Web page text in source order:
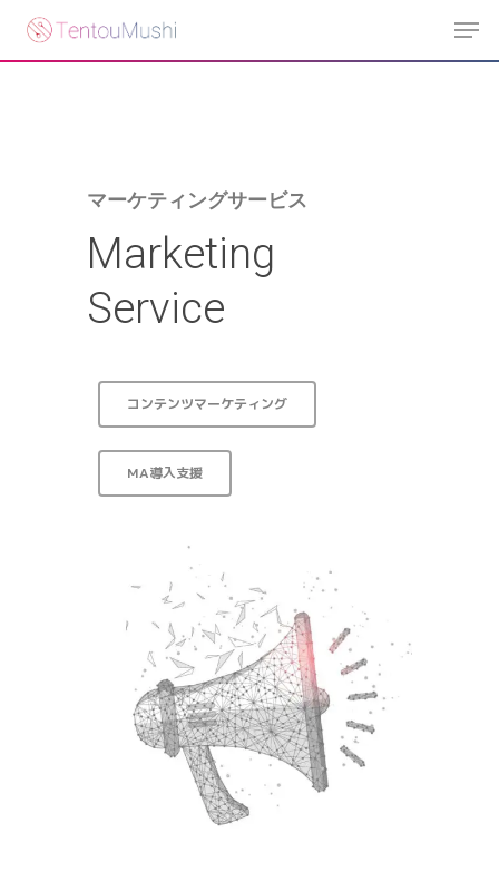
main
マーケティングサービス
Marketing
Service
コンテンツマーケティング
MA導入支援